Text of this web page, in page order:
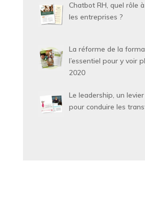
Chatbot RH, quel rôle
les entreprises ?
La réforme de la
l’essentiel pour y voir
2020
Le leadership, un
pour conduire les